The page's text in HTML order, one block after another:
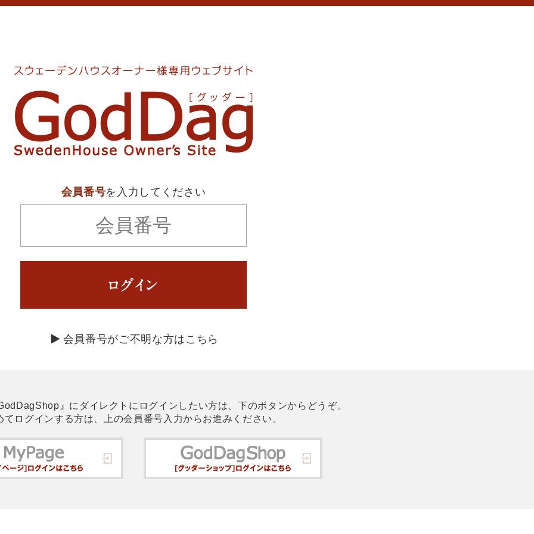
会員番号を入力してください
会員番号がご不明な方はこちら
』にダイレクトに ログインしたい方は、下のボタンからどうぞ。
てログインする方は、
上の会員番号入力からお進みください。